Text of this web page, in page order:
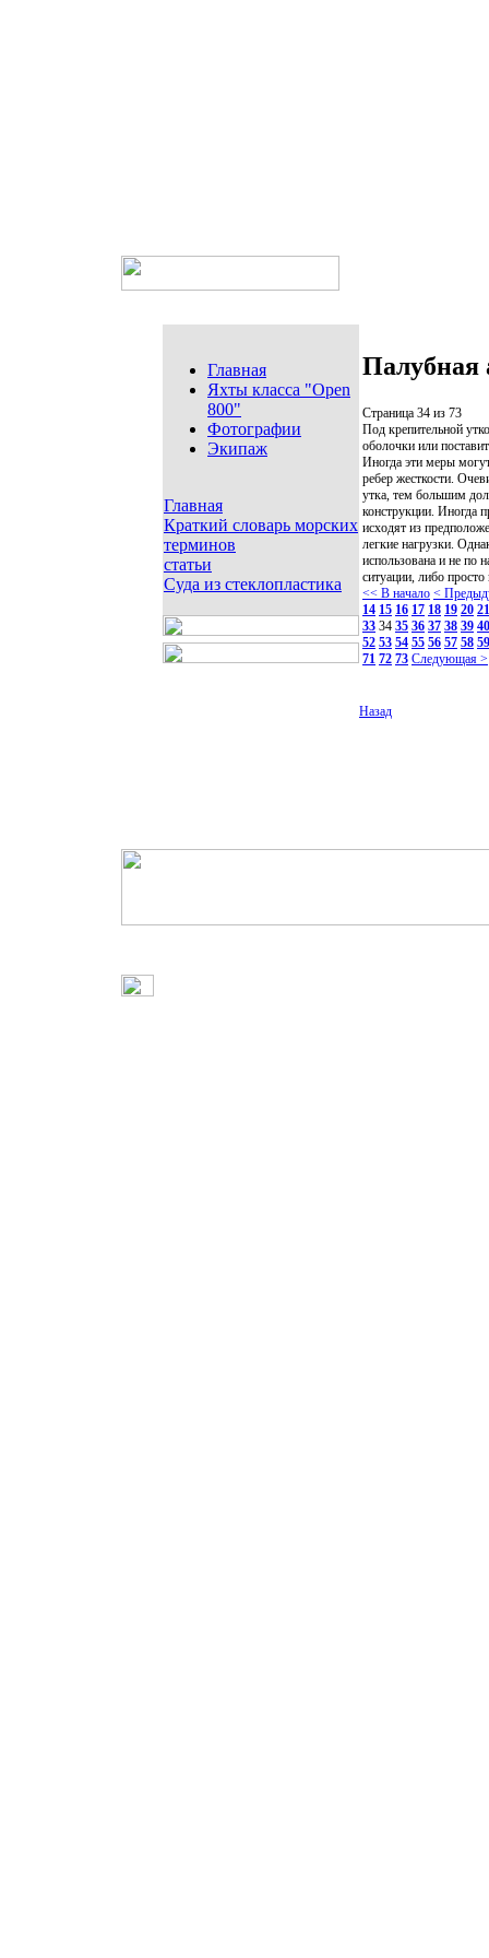
Главная
Яхты класса "Open
800"
Фотографии
Экипаж
Главная
Краткий словарь морских
терминов
статьи
Суда из стеклопластика
Палубная
Страница 34 из 73
Под крепительной
оболочки или
Иногда эти меры
ребер жесткости.
утка, тем большим
конструкции. Иногда
исходят из
легкие нагрузки.
использована и не по
ситуации, либо
<< В начало <
14 15 16 17 18 19 20 21
33 34 35 36 37 38 39 40
52 53 54 55 56 57 58 59
71 72 73 Следующая >
Назад